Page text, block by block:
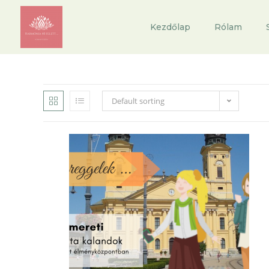
Kezdőlap Rólam
Default sorting